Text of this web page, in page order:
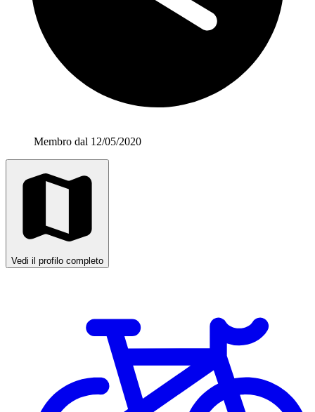
Membro dal 12/05/2020
Vedi il profilo completo